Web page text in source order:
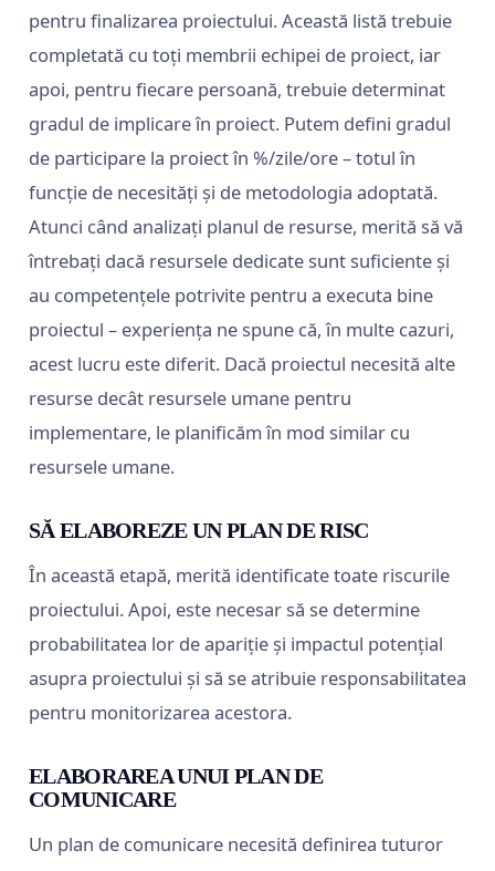
pentru finalizarea proiectului. Această listă trebuie
completată cu toți membrii echipei de proiect, iar
apoi, pentru fiecare persoană, trebuie determinat
gradul de implicare în proiect. Putem defini gradul
de participare la proiect în %/zile/ore – totul în
funcție de necesități și de metodologia adoptată.
Atunci când analizați planul de resurse, merită să vă
întrebați dacă resursele dedicate sunt suficiente și
au competențele potrivite pentru a executa bine
proiectul – experiența ne spune că, în multe cazuri,
acest lucru este diferit. Dacă proiectul necesită alte
resurse decât resursele umane pentru
implementare, le planificăm în mod similar cu
resursele umane.
SĂ ELABOREZE UN PLAN DE RISC
În această etapă, merită identificate toate riscurile
proiectului. Apoi, este necesar să se determine
probabilitatea lor de apariție și impactul potențial
asupra proiectului și să se atribuie responsabilitatea
pentru monitorizarea acestora.
ELABORAREA UNUI PLAN DE
COMUNICARE
Un plan de comunicare necesită definirea tuturor